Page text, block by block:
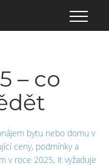
– co
bytu nebo domu v
ceny, podmínky a
v roce 2025, it vyžaduje